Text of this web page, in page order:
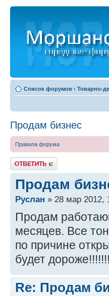
Список форумов ‹ Товарно-
Продам бизнес
Правила форума
Ответить
Продам
Руслан » 28 мар 2012,
Продам
месяцев. Все
по причине
будет
Re: Продам